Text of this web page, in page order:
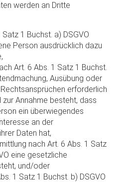
werden an Dritte
1 Buchst. a) DSGVO
Person ausdrücklich dazu
Art. 6 Abs. 1 Satz 1 Buchst.
Ausübung oder
erforderlich
zur Annahme besteht, dass
ein überwiegendes
an der
Daten hat,
nach Art. 6 Abs. 1 Satz
eine gesetzliche
und/oder
1 Satz 1 Buchst. b) DSGVO